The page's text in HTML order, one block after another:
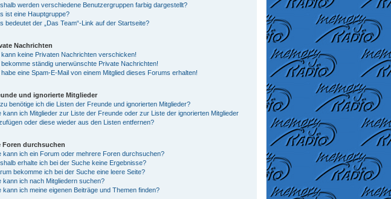
werden verschiedene Benutzergruppen farbig dargestellt?
ist eine Hauptgruppe?
bedeutet der „Das Team“-Link auf der Startseite?
Nachrichten
kann keine Privaten Nachrichten verschicken!
bekomme ständig unerwünschte Private Nachrichten!
habe eine Spam-E-Mail von einem Mitglied dieses Forums erhalten!
und ignorierte Mitglieder
benötige ich die Listen der Freunde und ignorierten Mitglieder?
kann ich Mitglieder zur Liste der Freunde oder zur Liste der ignorierten Mitglieder
oder diese wieder aus den Listen entfernen?
Foren durchsuchen
kann ich ein Forum oder mehrere Foren durchsuchen?
erhalte ich bei der Suche keine Ergebnisse?
bekomme ich bei der Suche eine leere Seite?
kann ich nach Mitgliedern suchen?
kann ich meine eigenen Beiträge und Themen finden?